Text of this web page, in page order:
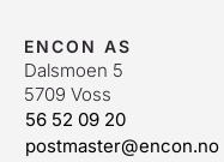
ENCON AS
Dalsmoen 5
5709 Voss
56 52 09 20
postmaster@encon.no